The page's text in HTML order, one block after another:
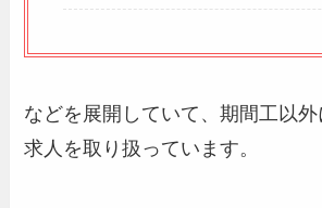
などを展開していて、期間工以
求人を取り扱っています。